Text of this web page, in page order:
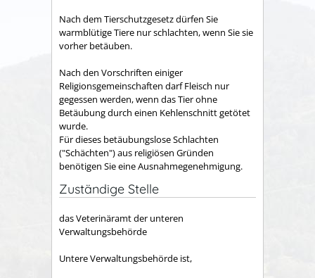
Nach dem Tierschutzgesetz dürfen Sie
warmblütige Tiere nur schlachten, wenn Sie sie
vorher betäuben.
Nach den Vorschriften einiger
Religionsgemeinschaften darf Fleisch nur
gegessen werden, wenn das Tier ohne
Betäubung durch einen Kehlenschnitt getötet
wurde.
Für dieses betäubungslose Schlachten
("Schächten") aus religiösen Gründen
benötigen Sie eine Ausnahmegenehmigung.
Zuständige Stelle
das Veterinäramt der unteren
Verwaltungsbehörde
Untere Verwaltungsbehörde ist,